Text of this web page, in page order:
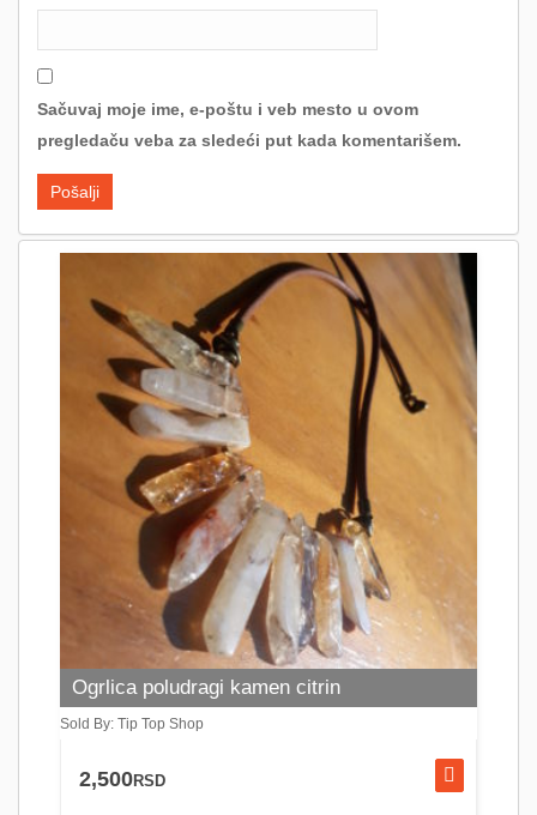
Sačuvaj moje ime, e-poštu i veb mesto u ovom
pregledaču veba za sledeći put kada komentarišem.
Ogrlica poludragi kamen citrin
Sold By: Tip Top Shop
2,500RSD